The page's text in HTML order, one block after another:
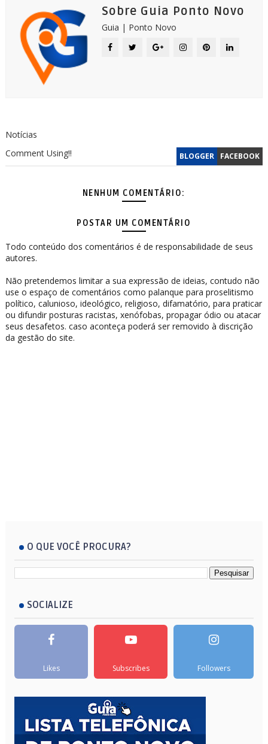
Sobre Guia Ponto Novo
Guia | Ponto Novo
Notícias
BLOGGER FACEBOOK
Comment Using!!
NENHUM COMENTÁRIO:
POSTAR UM COMENTÁRIO
Todo conteúdo dos comentários é de responsabilidade de seus
autores.
Não pretendemos limitar a sua expressão de ideias, contudo não
use o espaço de comentários como palanque para proselitismo
político, calunioso, ideológico, religioso, difamatório, para praticar
ou difundir posturas racistas, xenófobas, propagar ódio ou atacar
seus desafetos. caso aconteça poderá ser removido à discrição
da gestão do site.
O QUE VOCÊ PROCURA?
SOCIALIZE
Likes Subscribes Followers